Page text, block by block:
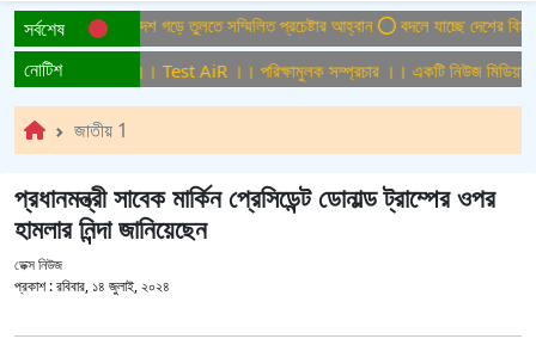
সর্বশেষবাংলাদেশ গড়ে তুলতে সম্মিলিত প্রচেষ্টার আহ্বান বদলে যাচ্ছে দেশের বিমান ও
নোটিশসম্প্রচার ।। Test AiR ।। পরিক্ষামুলক সম্প্রচার ।। একটি নিউজ মিডিয়া
জাতীয় 1
প্রধানমন্ত্রী সাবেক মার্কিন প্রেসিডেন্ট ডোনাল্ড ট্রাম্পের ওপর
হামলার নিন্দা জানিয়েছেন
ডেক্স নিউজ
প্রকাশ :রবিবার, ১৪ জুলাই, ২০২৪